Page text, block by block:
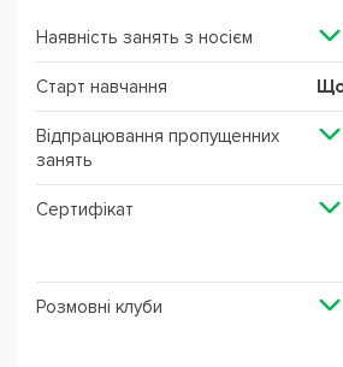
Наявність занять з носієм
Старт навчання
Відпрацювання пропущенних
занять
Сертифікат
Розмовні клуби